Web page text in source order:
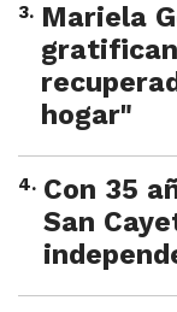
3. Mariela
hogar"
4. Con 35
San